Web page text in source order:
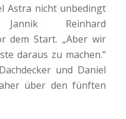
Astra nicht unbedingt
Reinhard
dem Start. „Aber wir
daraus zu machen.“
und Daniel
über den fünften